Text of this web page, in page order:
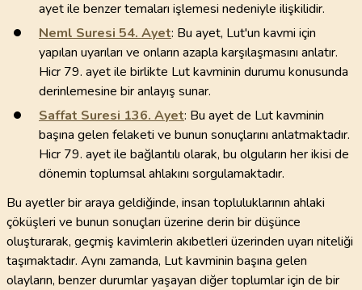
ayet ile benzer temaları işlemesi nedeniyle ilişkilidir.
Neml Suresi 54. Ayet: Bu ayet, Lut'un kavmi için
yapılan uyarıları ve onların azapla karşılaşmasını anlatır.
Hicr 79. ayet ile birlikte Lut kavminin durumu konusunda
derinlemesine bir anlayış sunar.
Saffat Suresi 136. Ayet: Bu ayet de Lut kavminin
başına gelen felaketi ve bunun sonuçlarını anlatmaktadır.
Hicr 79. ayet ile bağlantılı olarak, bu olguların her ikisi de
dönemin toplumsal ahlakını sorgulamaktadır.
Bu ayetler bir araya geldiğinde, insan topluluklarının ahlaki
çöküşleri ve bunun sonuçları üzerine derin bir düşünce
oluşturarak, geçmiş kavimlerin akıbetleri üzerinden uyarı niteliği
taşımaktadır. Aynı zamanda, Lut kavminin başına gelen
olayların, benzer durumlar yaşayan diğer toplumlar için de bir